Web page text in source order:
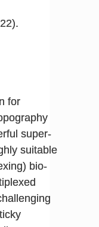
for
super-
suitable
bio-